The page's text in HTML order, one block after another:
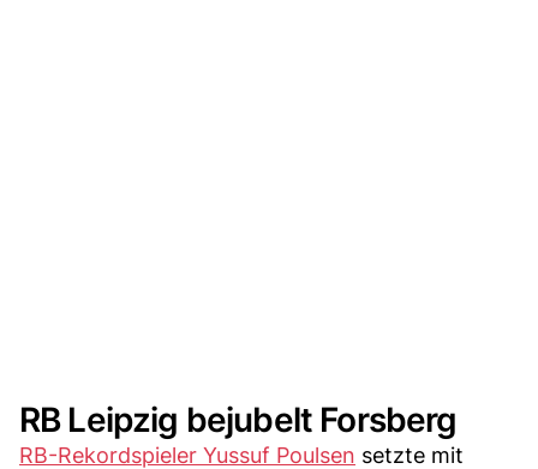
RB Leipzig bejubelt Forsberg
RB-Rekordspieler Yussuf Poulsen setzte mit